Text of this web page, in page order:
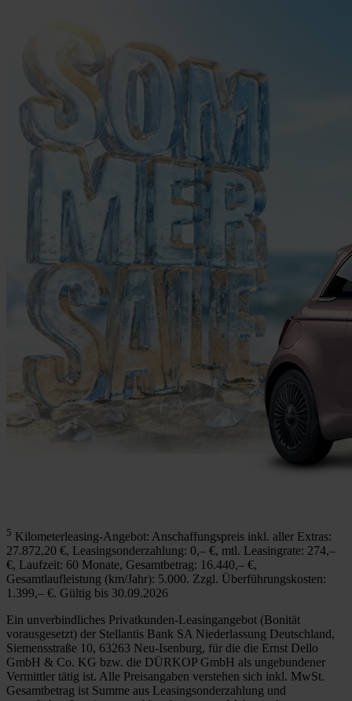
5 Kilometerleasing-Angebot: Anschaffungspreis inkl. aller Extras:
27.872,20 €, Leasingsonderzahlung: 0,– €, mtl. Leasingrate: 274,–
€, Laufzeit: 60 Monate, Gesamtbetrag: 16.440,– €,
Gesamtlaufleistung (km/Jahr): 5.000. Zzgl. Überführungskosten:
1.399,– €. Gültig bis 30.09.2026
Ein unverbindliches Privatkunden-Leasingangebot (Bonität
vorausgesetzt) der Stellantis Bank SA Niederlassung Deutschland,
Siemensstraße 10, 63263 Neu-Isenburg, für die die Ernst Dello
GmbH & Co. KG bzw. die DÜRKOP GmbH als ungebundener
Vermittler tätig ist. Alle Preisangaben verstehen sich inkl. MwSt.
Gesamtbetrag ist Summe aus Leasingsonderzahlung und